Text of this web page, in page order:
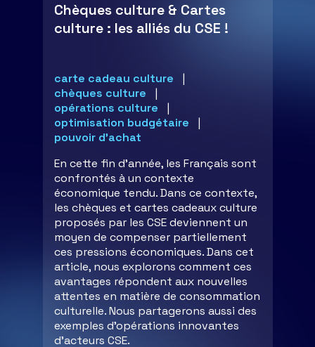
Chèques culture & Cartes
culture : les alliés du CSE !
carte cadeau culture
chèques culture
opérations culture
optimisation budgétaire
pouvoir d'achat
En cette fin d'année, les Français sont
confrontés à un contexte
économique tendu. Dans ce contexte,
les chèques et cartes cadeaux culture
proposés par les CSE deviennent un
moyen de compenser partiellement
ces pressions économiques. Dans cet
article, nous explorons comment ces
avantages répondent aux nouvelles
attentes en matière de consommation
culturelle. Nous partagerons aussi des
exemples d'opérations innovantes
d’acteurs CSE.